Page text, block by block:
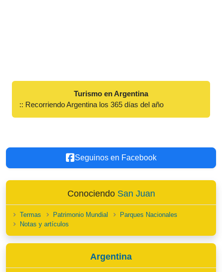
Turismo en Argentina
:: Recorriendo Argentina los 365 días del año
Seguinos en Facebook
Conociendo San Juan
Termas Patrimonio Mundial
Parques Nacionales
Notas y artículos
Argentina